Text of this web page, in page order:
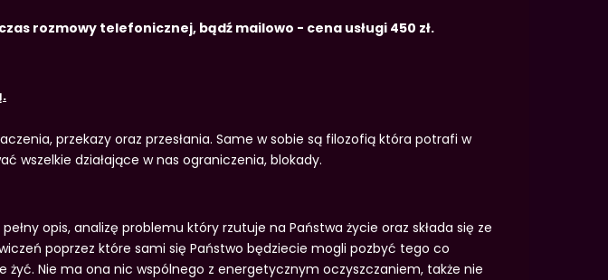
rozmowy telefonicznej, bądź mailowo - cena usługi 450 zł.
przekazy oraz przesłania. Same w sobie są filozofią która potrafi w
wszelkie działające w nas ograniczenia, blokady.
opis, analizę problemu który rzutuje na Państwa życie oraz składa się ze
poprzez które sami się Państwo będziecie mogli pozbyć tego co
żyć. Nie ma ona nic wspólnego z energetycznym oczyszczaniem, także nie